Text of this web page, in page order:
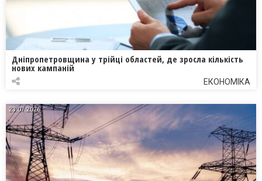
Дніпропетровщина у трійці областей, де зросла кількість
нових кампаній
ЕКОНОМІКА
23.07.2026